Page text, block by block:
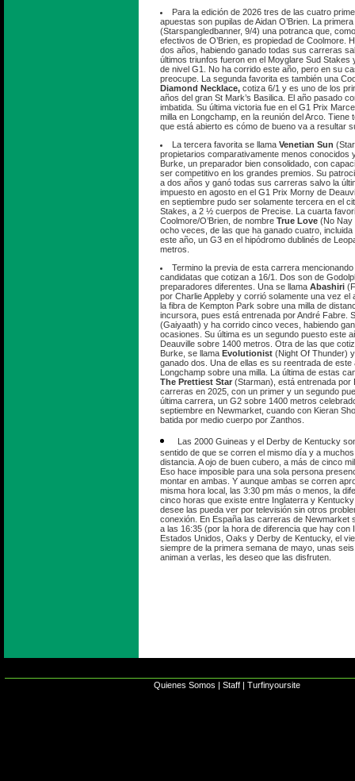
Para la edición de 2026 tres de las cuatro
apuestas son pupilas de Aidan O’Brien. La
(Starspangledbanner, 9/4) una potranca que,
efectivos de O’Brien, es propiedad de Coolmore.
dos años, habiendo ganado todas sus carreras
últimos triunfos fueron en el Moyglare Sud Stakes
de nivel G1. No ha corrido este año, pero en su
preocupe. La segunda favorita es también una
Diamond Necklace, cotiza 6/1 y es uno de los
años del gran St Mark’s Basilica. El año pasado
imbatida. Su última victoria fue en el G1 Prix
milla en Longchamp, en la reunión del Arco. Tiene
que está abierto es cómo de bueno va a resultar
La tercera favorita se llama Venetian Sun
propietarios comparativamente menos conocidos
Burke, un preparador bien consolidado, con
ser competitivo en los grandes premios. Su
a dos años y ganó todas sus carreras salvo la
impuesto en agosto en el G1 Prix Morny de
en septiembre pudo ser solamente tercera en el
Stakes, a 2 ½ cuerpos de Precise. La cuarta
Coolmore/O’Brien, de nombre True Love (No Nay
ocho veces, de las que ha ganado cuatro,
este año, un G3 en el hipódromo dublinés de
metros.
Termino la previa de esta carrera
candidatas que cotizan a 16/1. Dos son de
preparadores diferentes. Una se llama Abashiri
por Charlie Appleby y corrió solamente una vez el
la fibra de Kempton Park sobre una milla de
incursora, pues está entrenada por André Fabre.
(Gaiyaath) y ha corrido cinco veces, habiendo
ocasiones. Su última es un segundo puesto este
Deauville sobre 1400 metros. Otra de las que
Burke, se llama Evolutionist (Night Of Thunder)
ganado dos. Una de ellas es su reentrada de este
Longchamp sobre una milla. La última de estas
The Prettiest Star (Starman), está entrenada por
carreras en 2025, con un primer y un segundo
última carrera, un G2 sobre 1400 metros
septiembre en Newmarket, cuando con Kieran
batida por medio cuerpo por Zanthos.
Las 2000 Guineas y el Derby de Kentucky
sentido de que se corren el mismo día y a
distancia. A ojo de buen cubero, a más de cinco
Eso hace imposible para una sola persona
montar en ambas. Y aunque ambas se corren
misma hora local, las 3:30 pm más o menos, la
cinco horas que existe entre Inglaterra y
desee las pueda ver por televisión sin otros
conexión. En España las carreras de Newmarket
a las 16:35 (por la hora de diferencia que hay con
Estados Unidos, Oaks y Derby de Kentucky, el
siempre de la primera semana de mayo, unas
animan a verlas, les deseo que las disfruten.
Quienes Somos | Staff | Turfinyoursite